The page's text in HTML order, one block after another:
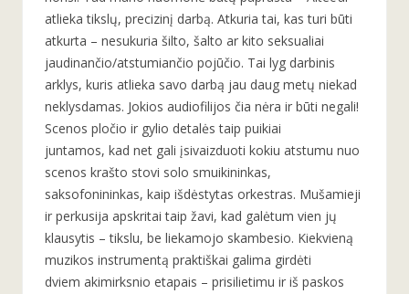
atlieka tikslų, precizinį darbą. Atkuria tai, kas turi būti
atkurta – nesukuria šilto, šalto ar kito seksualiai
jaudinančio/atstumiančio pojūčio. Tai lyg darbinis
arklys, kuris atlieka savo darbą jau daug metų niekad
neklysdamas. Jokios audiofilijos čia nėra ir būti negali!
Scenos pločio ir gylio detalės taip puikiai
juntamos, kad net gali įsivaizduoti kokiu atstumu nuo
scenos krašto stovi solo smuikininkas,
saksofonininkas, kaip išdėstytas orkestras. Mušamieji
ir perkusija apskritai taip žavi, kad galėtum vien jų
klausytis – tikslu, be liekamojo skambesio. Kiekvieną
muzikos instrumentą praktiškai galima girdėti
dviem akimirksnio etapais – prisilietimu ir iš paskos